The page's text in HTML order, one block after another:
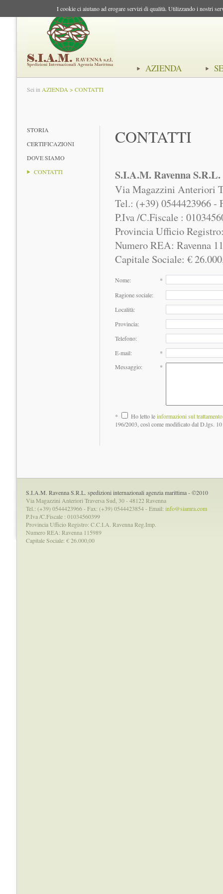
I cookie ci aiutano ad erogare servizi di qualità. Utilizzando i nostri
AZIENDA
Sei in AZIENDA > CONTATTI
STORIA
CERTIFICAZIONI
DOVE SIAMO
CONTATTI
CONTATTI
S.I.A.M. Ravenna S.R.L.
Via Magazzini Anteriori
Tel.: (+39) 0544423966 -
P.Iva /C.Fiscale :
Provincia Ufficio
Numero REA: Ravenna
Capitale Sociale: €
Nome:
*
Ragione sociale:
Località:
Provincia:
Telefono:
E-mail:
*
Messaggio:
*
* Ho letto leinformazioni sul
196/2003, così come modificato dal D.lgs.
S.I.A.M. Ravenna S.R.L. spedizioni internazionali agenzia marittima - ©2010
Via Magazzini Anteriori Traversa Sud, 30 - 48122 Ravenna
Tel.: (+39) 0544423966 - Fax: (+39) 0544423854 - Email: info@siamra.com
P.Iva /C.Fiscale : 01034560399
Provincia Ufficio Registro: C.C.I.A. Ravenna Reg.Imp.
Numero REA: Ravenna 115989
Capitale Sociale: € 26.000,00